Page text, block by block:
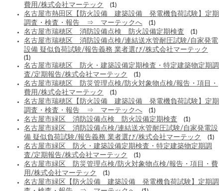
費用/株式会社マーテック
(1)
名古屋市熱田区【防火設備 建築設備 発電機負荷試験】定期
調査・検査・報告 ⇒ マーテックへ
(1)
名古屋市瑞穂区 消防設備点検 防火設備定期検査 (1)
名古屋市瑞穂区 消防設備点検/連結送水管耐圧試験/自家発電
設備 疑似負荷試験/報告義務 業者選び/株式会社マーテック
(1)
名古屋市瑞穂区 防火・建築設備定期検査・特定建築物定期調
査/定期報告/株式会社マーテック
(1)
名古屋市瑞穂区 防災管理点検/防火対象物点検/報告・項目・
費用/株式会社マーテック
(1)
名古屋市瑞穂区【防火設備 建築設備 発電機負荷試験】定期
調査・検査・報告 ⇒ マーテックへ
(1)
名古屋市緑区 消防設備点検 防火設備定期検査 (1)
名古屋市緑区 消防設備点検/連結送水管耐圧試験/自家発電設
備 疑似負荷試験/報告義務 業者選び/株式会社マーテック
(1)
名古屋市緑区 防火・建築設備定期検査・特定建築物定期調
査/定期報告/株式会社マーテック
(1)
名古屋市緑区 防災管理点検/防火対象物点検/報告・項目・費
用/株式会社マーテック
(1)
名古屋市緑区【防火設備 建築設備 発電機負荷試験】定期調